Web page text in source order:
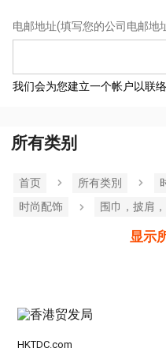
电邮地址(填写您的公司电邮地
我们会为您建立一个帐户以联
所有类别
首页 所有类別
时尚配饰
围巾，披肩
显示
HKTDC.com